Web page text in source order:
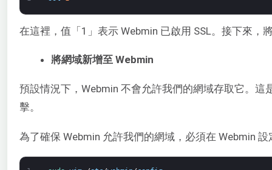
在這裡，值「1」表示 Webmin 已啟用 SSL。接下來，
將網域新增至 Webmin
預設情況下，Webmin 不會允許我們的網域存取它。
擊。
為了確保 Webmin 允許我們的網域，必須在 Webmin